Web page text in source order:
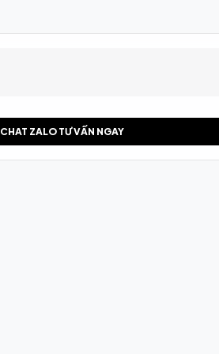
CHAT ZALO TƯ VẤN NGAY